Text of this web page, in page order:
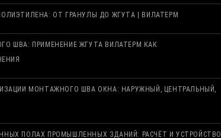
ОТ ГРАНУЛЫ ДО ЖГУТА | ВИЛАТЕРМ
ШВА: ПРИМЕНЕНИЕ ЖГУТА ВИЛАТЕРМ КАК
МОНТАЖНОГО ШВА ОКНА: НАРУЖНЫЙ, ЦЕНТРАЛЬНЫЙ,
ПОЛАХ ПРОМЫШЛЕННЫХ ЗДАНИЙ: РАСЧЁТ И УСТРОЙСТВО